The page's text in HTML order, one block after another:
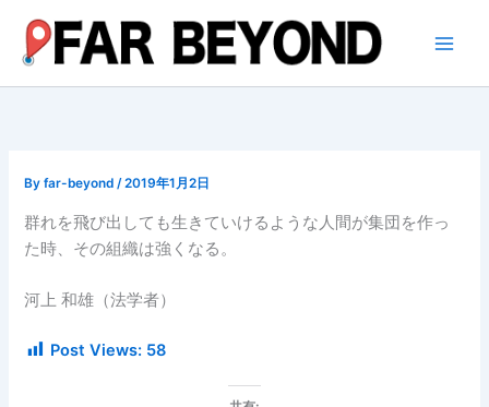
ス
Byfar-beyond/2019年1月2日
群れを飛び出しても生きていけるような人間が集団を作っ
た時、その組織は強くなる。
河上 和雄（法学者）
Post Views: 58